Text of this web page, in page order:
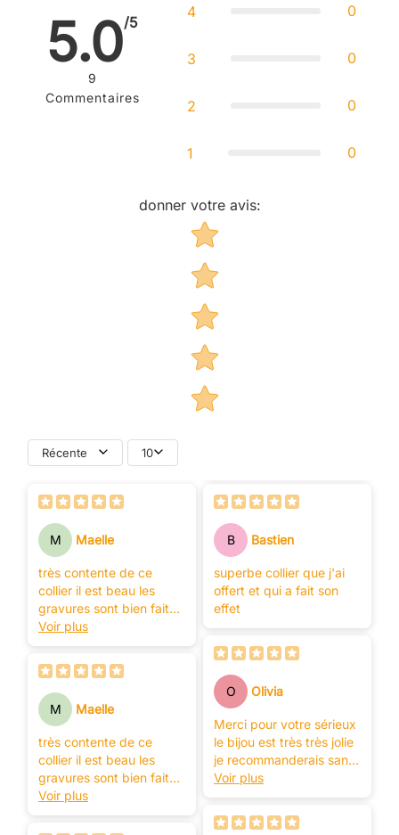
5.0/5
9
Commentaires
4 0
3 0
2 0
1 0
donner votre avis:
Star rating
Récente 10
M Maelle
très contente de ce
collier il est beau les
gravures sont bien faite
merci
Voir plus
M Maelle
très contente de ce
collier il est beau les
gravures sont bien faite
merci
Voir plus
B Bastien
superbe collier que j'ai
offert et qui a fait son
effet
O Olivia
Merci pour votre sérieux
le bijou est très très jolie
je recommanderais sans
nul doutes
Voir plus